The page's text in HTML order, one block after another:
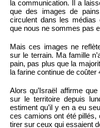
la communication. Il a
que des images de
circulent dans les
que nous ne sommes pas
Mais ces images ne
sur le terrain. Ma famille
pain, pas plus que la
la farine continue de coûter
Alors qu’Israël affirme
sur le territoire depuis
estiment qu’il y en a eu
ces camions ont été pillés,
tirer sur ceux qui essaient